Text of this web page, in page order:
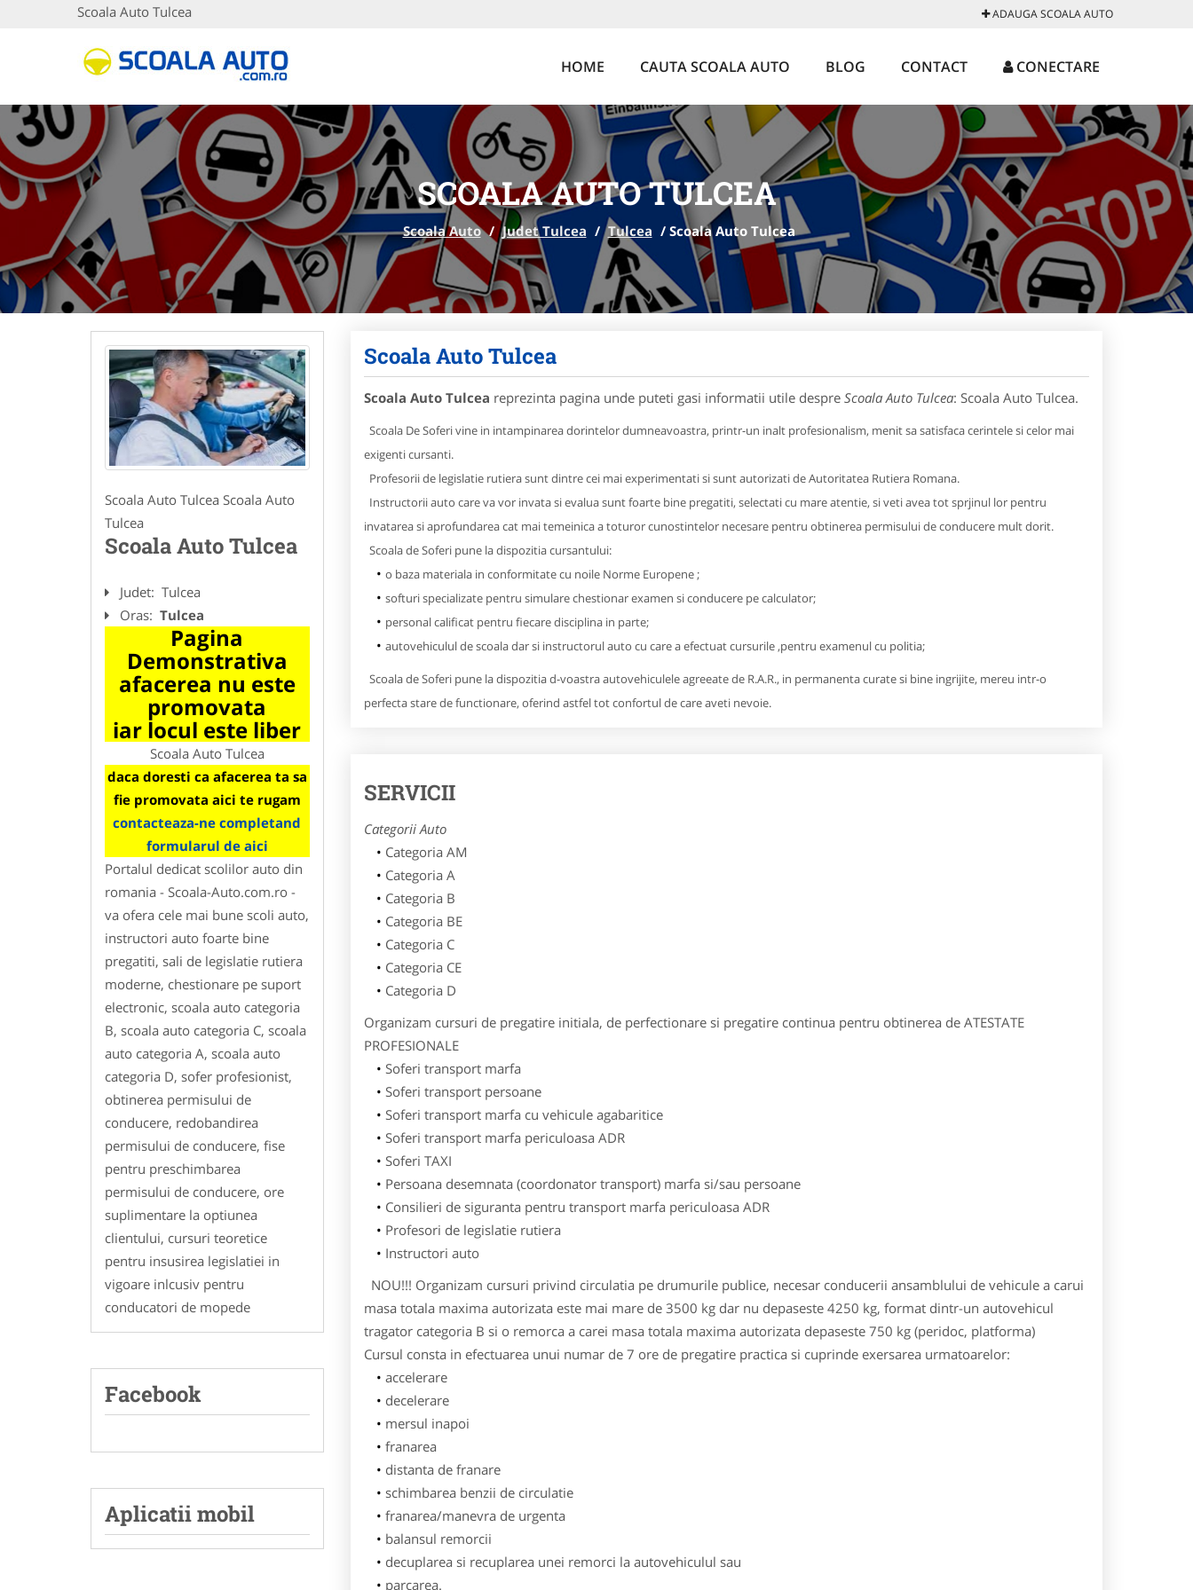
Scoala Auto Tulcea ADAUGA SCOALA AUTO
HOME CAUTA SCOALA AUTO BLOG CONTACT CONECTARE
SCOALA AUTO TULCEA
Scoala Auto / Judet Tulcea / Tulcea / Scoala Auto Tulcea
Scoala Auto Tulcea Scoala Auto
Tulcea
Scoala Auto Tulcea
Judet: Tulcea
Oras: Tulcea
Pagina
Demonstrativa
afacerea nu este
promovata
iar locul este liber
Scoala Auto Tulcea
daca doresti ca afacerea ta sa
fie promovata aici te rugam
contacteaza-ne completand
formularul de aici
Portalul dedicat scolilor auto din
romania - Scoala-Auto.com.ro -
va ofera cele mai bune scoli auto,
instructori auto foarte bine
pregatiti, sali de legislatie rutiera
moderne, chestionare pe suport
electronic, scoala auto categoria
B, scoala auto categoria C, scoala
auto categoria A, scoala auto
categoria D, sofer profesionist,
obtinerea permisului de
conducere, redobandirea
permisului de conducere, fise
pentru preschimbarea
permisului de conducere, ore
suplimentare la optiunea
clientului, cursuri teoretice
pentru insusirea legislatiei in
vigoare inlcusiv pentru
conducatori de mopede
Facebook
Aplicatii mobil
Scoala Auto Tulcea
Scoala Auto Tulcea reprezinta pagina unde puteti gasi informatii utile despre Scoala Auto Tulcea: Scoala Auto Tulcea.
Scoala De Soferi vine in intampinarea dorintelor dumneavoastra, printr-un inalt profesionalism, menit sa satisfaca cerintele si celor mai
exigenti cursanti.
Profesorii de legislatie rutiera sunt dintre cei mai experimentati si sunt autorizati de Autoritatea Rutiera Romana.
Instructorii auto care va vor invata si evalua sunt foarte bine pregatiti, selectati cu mare atentie, si veti avea tot sprjinul lor pentru
invatarea si aprofundarea cat mai temeinica a toturor cunostintelor necesare pentru obtinerea permisului de conducere mult dorit.
Scoala de Soferi pune la dispozitia cursantului:
o baza materiala in conformitate cu noile Norme Europene ;
softuri specializate pentru simulare chestionar examen si conducere pe calculator;
personal calificat pentru fiecare disciplina in parte;
autovehiculul de scoala dar si instructorul auto cu care a efectuat cursurile ,pentru examenul cu politia;
Scoala de Soferi pune la dispozitia d-voastra autovehiculele agreeate de R.A.R., in permanenta curate si bine ingrijite, mereu intr-o
perfecta stare de functionare, oferind astfel tot confortul de care aveti nevoie.
SERVICII
Categorii Auto
Categoria AM
Categoria A
Categoria B
Categoria BE
Categoria C
Categoria CE
Categoria D
Organizam cursuri de pregatire initiala, de perfectionare si pregatire continua pentru obtinerea de ATESTATE
PROFESIONALE
Soferi transport marfa
Soferi transport persoane
Soferi transport marfa cu vehicule agabaritice
Soferi transport marfa periculoasa ADR
Soferi TAXI
Persoana desemnata (coordonator transport) marfa si/sau persoane
Consilieri de siguranta pentru transport marfa periculoasa ADR
Profesori de legislatie rutiera
Instructori auto
NOU!!! Organizam cursuri privind circulatia pe drumurile publice, necesar conducerii ansamblului de vehicule a carui
masa totala maxima autorizata este mai mare de 3500 kg dar nu depaseste 4250 kg, format dintr-un autovehicul
tragator categoria B si o remorca a carei masa totala maxima autorizata depaseste 750 kg (peridoc, platforma)
Cursul consta in efectuarea unui numar de 7 ore de pregatire practica si cuprinde exersarea urmatoarelor:
accelerare
decelerare
mersul inapoi
franarea
distanta de franare
schimbarea benzii de circulatie
franarea/manevra de urgenta
balansul remorcii
decuplarea si recuplarea unei remorci la autovehiculul sau
parcarea.